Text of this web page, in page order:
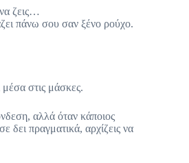
ζεις…
πάνω σου σαν ξένο ρούχο.
στις μάσκες.
αλλά όταν κάποιος
δει πραγματικά, αρχίζεις να